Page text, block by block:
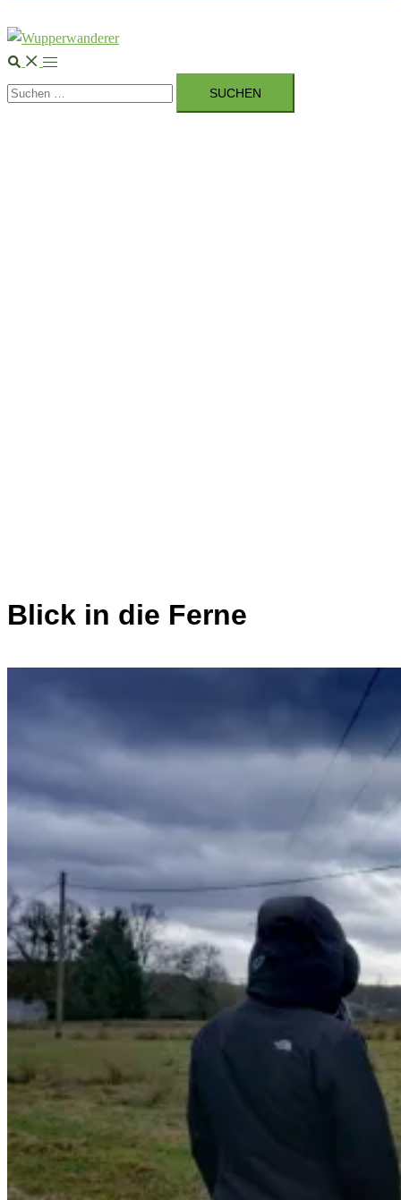
Suche Menü
umschalten
Suchen
nach:
Blick in die Ferne